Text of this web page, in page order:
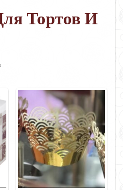
Тортов И